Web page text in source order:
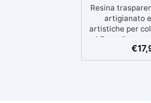
Resina
artigianato
artistiche per
1,5 cm di
Tutti grazie al
miscelazione
€